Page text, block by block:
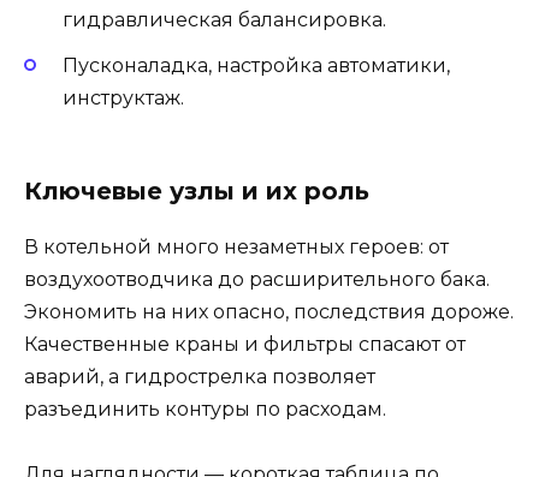
гидравлическая балансировка.
Пусконаладка, настройка автоматики,
инструктаж.
Ключевые узлы и их роль
В котельной много незаметных героев: от
воздухоотводчика до расширительного бака.
Экономить на них опасно, последствия дороже.
Качественные краны и фильтры спасают от
аварий, а гидрострелка позволяет
разъединить контуры по расходам.